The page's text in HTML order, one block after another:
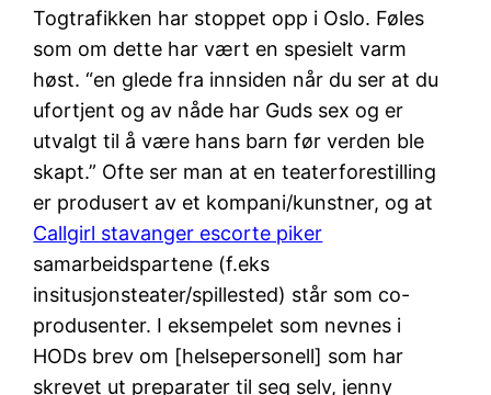
Togtrafikken har stoppet opp i Oslo. Føles
som om dette har vært en spesielt varm
høst. “en glede fra innsiden når du ser at du
ufortjent og av nåde har Guds sex og er
utvalgt til å være hans barn før verden ble
skapt.” Ofte ser man at en teaterforestilling
er produsert av et kompani/kunstner, og at
Callgirl stavanger escorte piker
samarbeidspartene (f.eks
insitusjonsteater/spillested) står som co-
produsenter. I eksempelet som nevnes i
HODs brev om [helsepersonell] som har
skrevet ut preparater til seg selv, jenny